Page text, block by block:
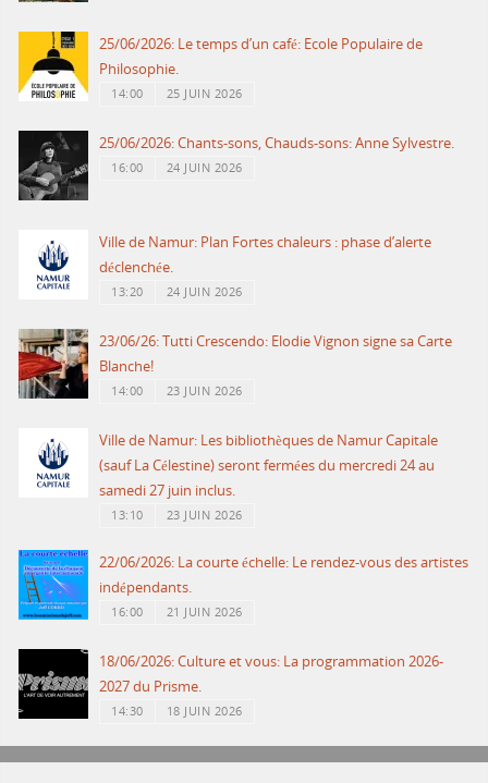
25/06/2026: Le temps d’un café: Ecole Populaire de
Philosophie.
14:00 25 JUIN 2026
25/06/2026: Chants-sons, Chauds-sons: Anne Sylvestre.
16:00 24 JUIN 2026
Ville de Namur: Plan Fortes chaleurs : phase d’alerte
déclenchée.
13:20 24 JUIN 2026
23/06/26: Tutti Crescendo: Elodie Vignon signe sa Carte
Blanche!
14:00 23 JUIN 2026
Ville de Namur: Les bibliothèques de Namur Capitale
(sauf La Célestine) seront fermées du mercredi 24 au
samedi 27 juin inclus.
13:10 23 JUIN 2026
22/06/2026: La courte échelle: Le rendez-vous des artistes
indépendants.
16:00 21 JUIN 2026
18/06/2026: Culture et vous: La programmation 2026-
2027 du Prisme.
14:30 18 JUIN 2026